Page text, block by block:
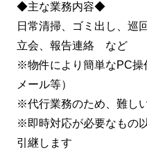
◆主な業務内容◆
日常清掃、ゴミ出し、巡
立会、報告連絡 など
※物件により簡単なPC操
メール等）
※代行業務のため、難し
※即時対応が必要なもの
引継します